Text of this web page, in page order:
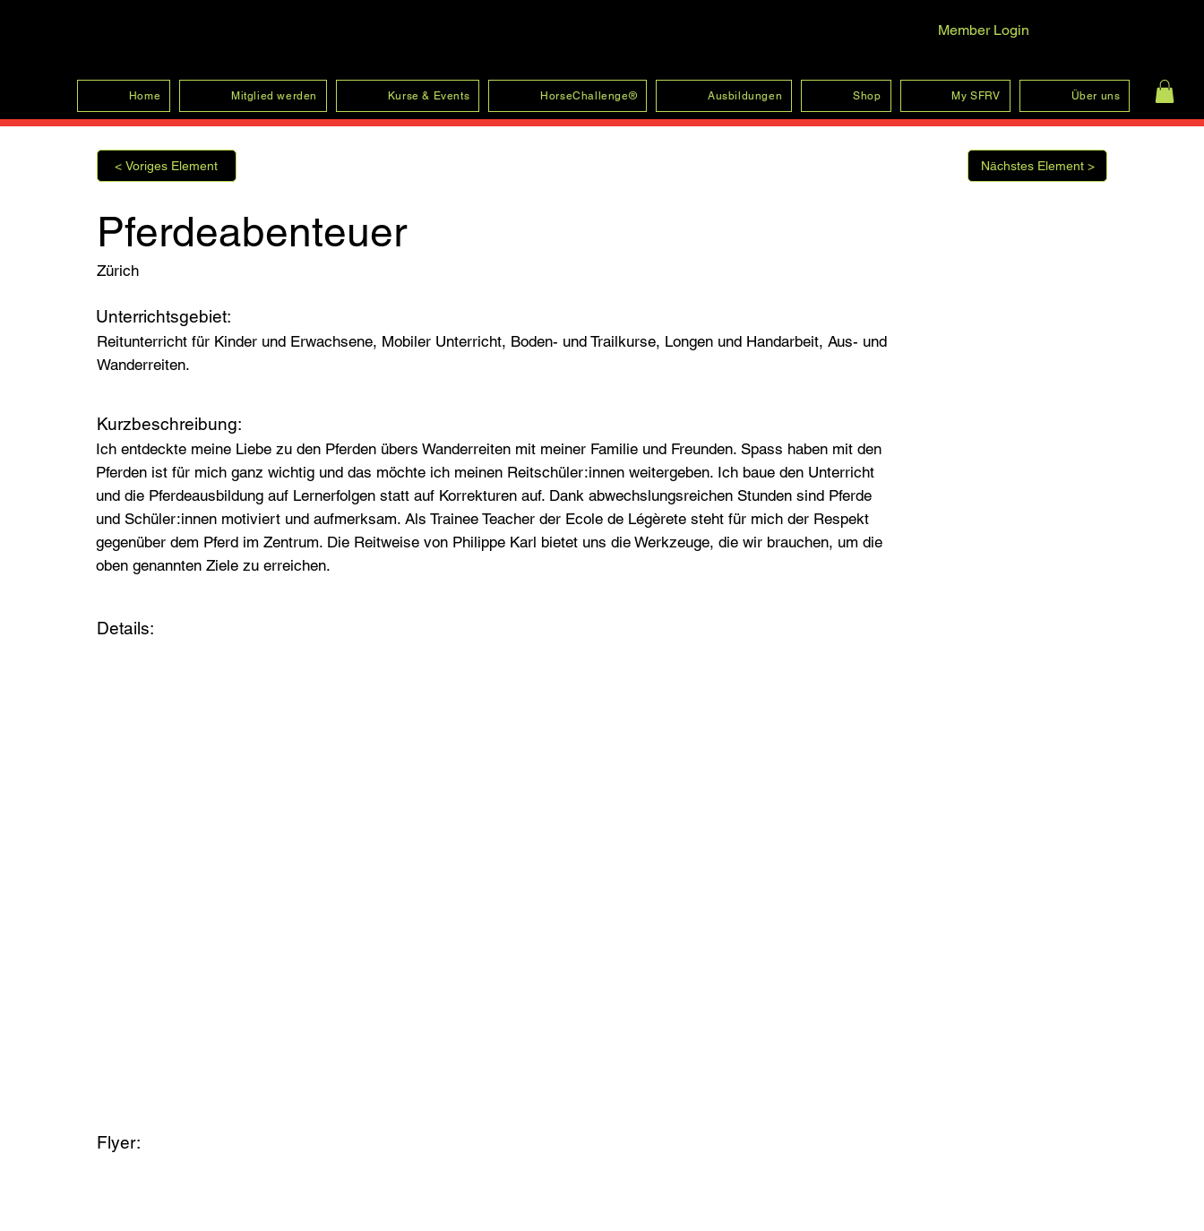
Member Login
Home Mitglied werden Kurse & Events HorseChallenge® Ausbildungen Shop My SFRV Über uns
< Voriges Element Nächstes Element >
Pferdeabenteuer
Zürich
Unterrichtsgebiet:
Reitunterricht für Kinder und Erwachsene, Mobiler Unterricht, Boden- und Trailkurse, Longen und Handarbeit, Aus- und
Wanderreiten.
Kurzbeschreibung:
Ich entdeckte meine Liebe zu den Pferden übers Wanderreiten mit meiner Familie und Freunden. Spass haben mit den
Pferden ist für mich ganz wichtig und das möchte ich meinen Reitschüler:innen weitergeben. Ich baue den Unterricht
und die Pferdeausbildung auf Lernerfolgen statt auf Korrekturen auf. Dank abwechslungsreichen Stunden sind Pferde
und Schüler:innen motiviert und aufmerksam. Als Trainee Teacher der Ecole de Légèrete steht für mich der Respekt
gegenüber dem Pferd im Zentrum. Die Reitweise von Philippe Karl bietet uns die Werkzeuge, die wir brauchen, um die
oben genannten Ziele zu erreichen.
Details:
Flyer: